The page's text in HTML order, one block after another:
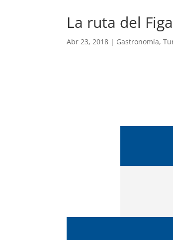
La ruta del
Abr 23, 2018 | Gastronomía,